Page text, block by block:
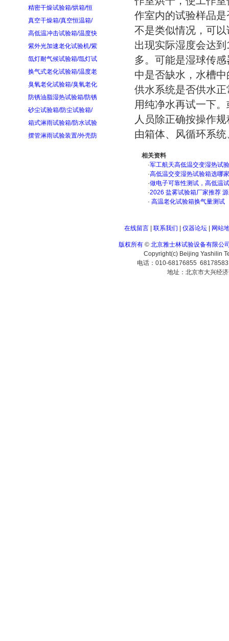
精密干燥试验箱/烘箱/恒
真空干燥箱/真空恒温箱/
高低温冲击试验箱/温度快
紫外光加速老化试验机/紫
氙灯耐气候试验箱/氙灯试
换气式老化试验箱/温度老
臭氧老化试验箱/臭氧老化
防锈油脂湿热试验箱/防锈
砂尘试验箱/防尘试验箱/
箱式淋雨试验箱/防水试验
摆管淋雨试验装置/外壳防
作室内的试验样品
不是类似情况，可
出现实际湿度会达
多。可能是湿球传
中是否缺水，水槽
供水系统是否供水
用纯净水再试一下
人员除正确按操作
由箱体、风循环系
相关资料
·军工航天高低温交变湿热试
·高低温交变湿热试验箱选哪
·做电子可靠性测试，高低温
·2026 盐雾试验箱厂家推荐
· 高温老化试验箱换气量测试
在线留言| 联系我们 仪器论坛| 网站
版权所有 © 北京雅士林试验设备有限公
Copyright(c) Beijing Yashilin
电话：010-68176855
地址：北京市大兴经